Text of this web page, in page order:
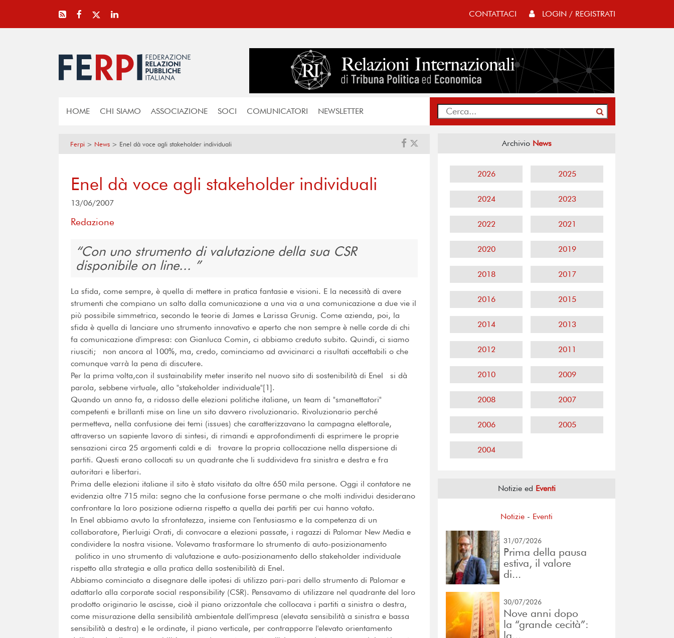
CONTATTACI LOGIN / REGISTRATI
HOME CHI SIAMO ASSOCIAZIONE SOCI COMUNICATORI NEWSLETTER
Ferpi > News > Enel dà voce agli stakeholder individuali
Enel dà voce agli stakeholder individuali
13/06/2007
Redazione
Con uno strumento di valutazione della sua CSR
disponibile on line...
La sfida, come sempre, è quella di mettere in pratica fantasie e visioni. E la necessità di avere
strumenti che compiano un salto dalla comunicazione a una via a una comunicazione a due vie il
più possibile simmetrica, secondo le teorie di James e Larissa Grunig. Come azienda, poi, la
sfida è quella di lanciare uno strumento innovativo e aperto che non sempre è nelle corde di chi
fa comunicazione d'impresa: con Gianluca Comin, ci abbiamo creduto subito. Quindi, ci siamo
riusciti; non ancora al 100%, ma, credo, cominciamo ad avvicinarci a risultati accettabili o che
comunque varrà la pena di discutere.
Per la prima volta,con il sustainability meter inserito nel nuovo sito di sostenibilità di Enel si dà
parola, sebbene virtuale, allo "stakeholder individuale"[1].
Quando un anno fa, a ridosso delle elezioni politiche italiane, un team di "smanettatori"
competenti e brillanti mise on line un sito davvero rivoluzionario. Rivoluzionario perché
permetteva, nella confusione dei temi (issues) che caratterizzavano la campagna elettorale,
attraverso un sapiente lavoro di sintesi, di rimandi e approfondimenti di esprimere le proprie
sensazioni circa 25 argomenti caldi e di trovare la propria collocazione nella dispersione di
partiti. Questi erano collocati su un quadrante che li suddivideva fra sinistra e destra e fra
autoritari e libertari.
Prima delle elezioni italiane il sito è stato visitato da oltre 650 mila persone. Oggi il contatore ne
evidenzia oltre 715 mila: segno che la confusione forse permane o che molti individui desiderano
confrontare la loro posizione odierna rispetto a quella dei partiti per cui hanno votato.
In Enel abbiamo avuto la sfrontatezza, insieme con l'entusiasmo e la competenza di un
collaboratore, Pierluigi Orati, di convocare a elezioni passate, i ragazzi di Palomar New Media e
condividere la nostra visione. Volevamo trasformare lo strumento di auto-posizionamento
politico in uno strumento di valutazione e auto-posizionamento dello stakeholder individuale
rispetto alla strategia e alla pratica della sostenibilità di Enel.
Abbiamo cominciato a disegnare delle ipotesi di utilizzo pari-pari dello strumento di Palomar e
adattarlo alla corporate social responsibility (CSR). Pensavamo di utilizzare nel quadrante del loro
prodotto originario le ascisse, cioè il piano orizzontale che collocava i partiti a sinistra o destra,
come misurazione della sensibilità ambientale dell'impresa (elevata sensibilità a sinistra e bassa
sensibilità a destra) e le ordinate, il piano verticale, per contrapporre l'elevato orientamento
Archivio News
2026 2025
2024 2023
2022 2021
2020 2019
2018 2017
2016 2015
2014 2013
2012 2011
2010 2009
2008 2007
2006 2005
2004
Notizie ed Eventi
Notizie - Eventi
31/07/2026
Prima della pausa
estiva, il valore
di...
30/07/2026
Nove anni dopo
la “grande cecità”:
la...